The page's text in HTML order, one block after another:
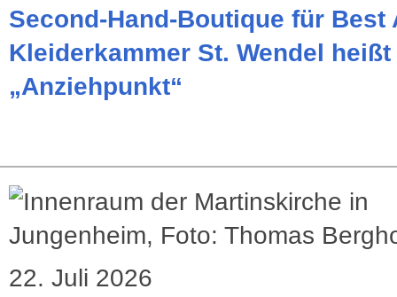
Second-Hand-Boutique für Best
Kleiderkammer St. Wendel
„Anziehpunkt“
22. Juli 2026